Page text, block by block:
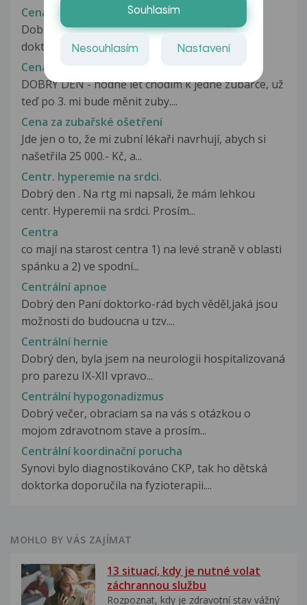
Cena za ošetření kondylomat laserem
Dobrý den, po diagnostice kondylomat mi paní
doktorka předepsala mast a tabletky...
Cena za zubařské ošetření
DOBRÝ DEN - hodně let chodím k jedné zubařce, už
teď po 3. mi bude měnit zuby....
Cena za zubařské ošetření
Jde jen o to, že mi zubní lékaři navrhují, abych si
našetřila 25 000.- Kč, a...
Centr. hyperemie na srdci.
Dobrý den . Na rtg mi napsali, že mám lehkou
centr. Hyperemii na srdci. Prosím...
Centra
co mají na starost centra 1) na levé straně v oblasti
spánku a 2) ve spodní...
Centrální apnoe
Dobrý den Paní doktorko-rád bych věděl,jaká jsou
možnosti do budoucna u tzv....
Centrální hernie
Dobrý den, byla jsem na neurologii hospitalizovaná
pro parezu IX-XII vpravo...
Centrální hypogonadizmus
Dobrý večer, obraciam sa na vás s otázkou o
mojom zdravotnom stave a prosím...
Centrální koordinační porucha
Synovi bylo diagnostikováno CKP, tak ho dětská
doktorka doporučila na fyzioterapii....
MOHLO BY VÁS ZAJÍMAT
13 situací, kdy je nutné volat
záchrannou službu
Rozpoznat, kdy je zdravotní stav vážný
Souhlasím
Nesouhlasím Nastavení